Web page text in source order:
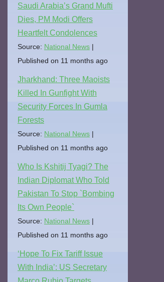
Saudi Arabia’s Grand Mufti
Dies, PM Modi Offers
Heartfelt Condolences
Source: National News
Published on 11 months ago
Jharkhand: Three Maoists
Killed In Gunfight With
Security Forces In Gumla
Forests
Source: National News
Published on 11 months ago
Who Is Kshitij Tyagi? The
Indian Diplomat Who Told
Pakistan To Stop `Bombing
Its Own People`
Source: National News
Published on 11 months ago
‘Hope To Fix Tariff Issue
With India’: US Secretary